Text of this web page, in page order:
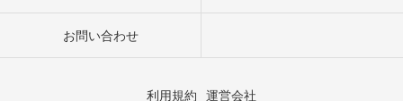
お問い合わせ
利用規約 運営会社